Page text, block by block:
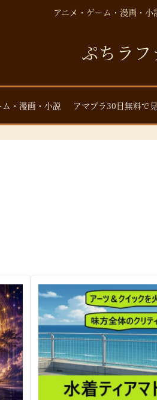
アニメ・ゲーム・漫画・
ぷちラ
ム・漫画・小説 アマプラ30日無料で